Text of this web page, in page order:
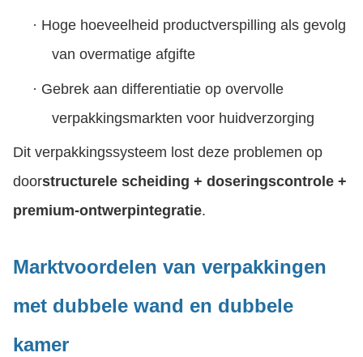
· Hoge hoeveelheid productverspilling als gevolg
van overmatige afgifte
· Gebrek aan differentiatie op overvolle
verpakkingsmarkten voor huidverzorging
Dit verpakkingssysteem lost deze problemen op
doorstructurele scheiding + doseringscontrole +
premium-ontwerpintegratie.
Marktvoordelen van verpakkingen
met dubbele wand en dubbele
kamer